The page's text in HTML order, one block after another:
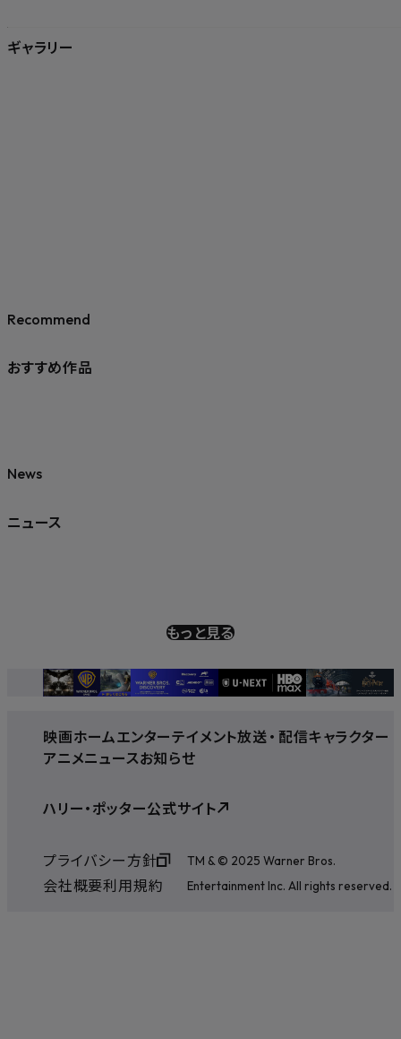
ギャラリー
Recommend
おすすめ作品
News
ニュース
もっと見る
映画ホームエンターテイメント放送・ 配信キャラクター
アニメニュースお知らせ
ハリー・ポッター公式サイト
プライバシー方針
会社概要利用規約
TM & © 2025 Warner Bros.
Entertainment Inc. All rights reserved.